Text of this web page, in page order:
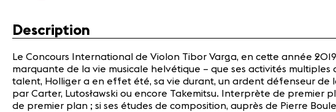
Description
Le Concours International de Violon Tibor Varga, en cette année
marquante de la vie musicale helvétique – que ses activités
talent, Holliger a en effet été, sa vie durant, un ardent défenseur de
par Carter, Lutosławski ou encore Takemitsu. Interprète de premier
de premier plan ; si ses études de composition, auprès de Pierre